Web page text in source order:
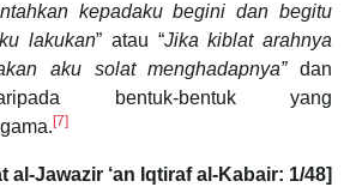
kepadaku begini dan begitu
lakukan” atau “Jika kiblat arahnya
aku solat menghadapnya” dan
bentuk-bentuk yang
[7]
al-Jawazir ‘an Iqtiraf al-Kabair: 1/48]